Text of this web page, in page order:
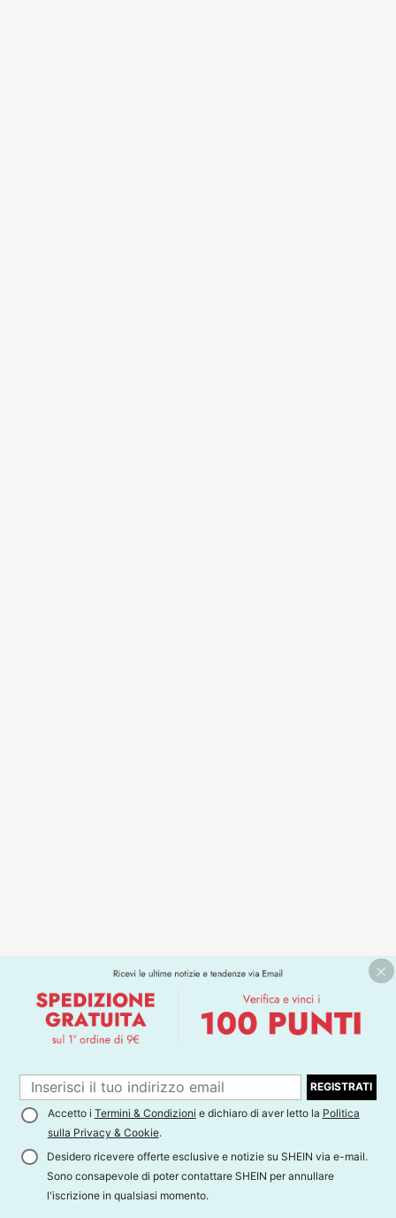
REGISTRATI
Accetto i Termini & Condizioni e dichiaro di aver letto la Politica
sulla Privacy & Cookie.
Desidero ricevere offerte esclusive e notizie su SHEIN via e-mail.
Sono consapevole di poter contattare SHEIN per annullare
l'iscrizione in qualsiasi momento.